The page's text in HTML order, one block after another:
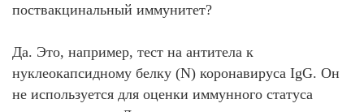
поствакцинальный иммунитет?
Да. Это, например, тест на антитела к
нуклеокапсидному белку (N) коронавируса IgG. Он
не используется для оценки иммунного статуса